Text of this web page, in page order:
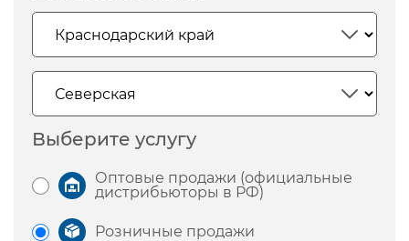
Выберите услугу
Оптовые продажи (официальные
дистрибьюторы в РФ)
Розничные продажи